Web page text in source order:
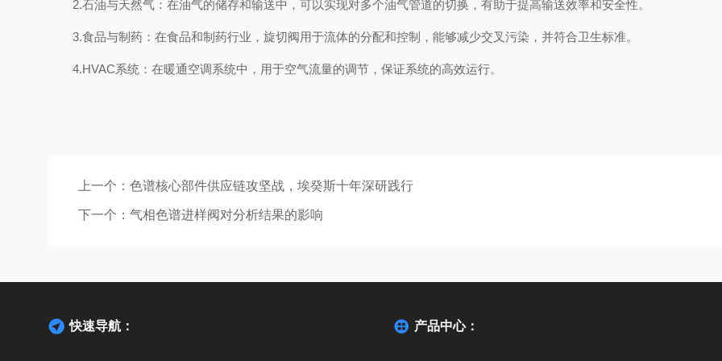
2.石油与天然气：在油气的储存和输送中，可以实现对多个油气管道的切换，有助于提高输送效率和安全性。
3.食品与制药：在食品和制药行业，旋切阀用于流体的分配和控制，能够减少交叉污染，并符合卫生标准。
4.HVAC系统：在暖通空调系统中，用于空气流量的调节，保证系统的高效运行。
上一个： 色谱核心部件供应链攻坚战，埃癸斯十年深研践行
下一个： 气相色谱进样阀对分析结果的影响
快速导航： 产品中心：